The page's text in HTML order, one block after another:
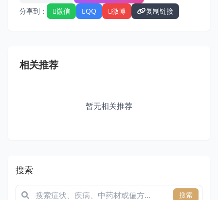
分享到： 微信 QQ 微博 复制链接
相关推荐
暂无相关推荐
搜索
搜索